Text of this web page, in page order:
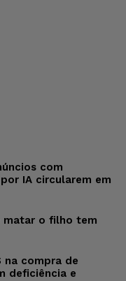
com
IA circularem em
matar o filho tem
na compra de
deficiência e